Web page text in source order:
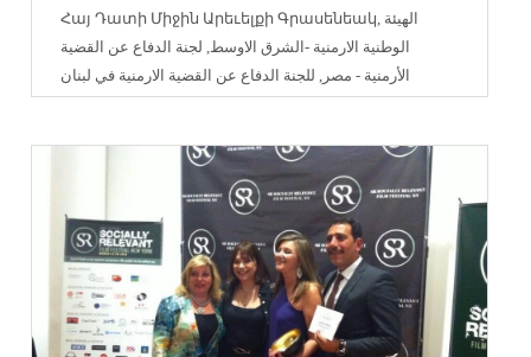
Հայ Դատի Միջին Արեւելքի Գրասենեակ الهيئة
الوطنية الارمنية -الشرق الاوسط لجنة الدفاع عن القضية
الأرمنية - مصر
للجنة الدفاع عن القضية الارمنية في لبنان